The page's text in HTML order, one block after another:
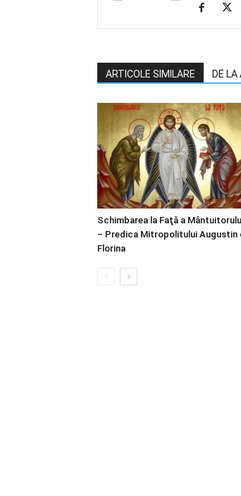
ARTICOLE SIMILARE DE
Schimbarea la Faţă a
– Predica Mitropolitului Augustin
Florina